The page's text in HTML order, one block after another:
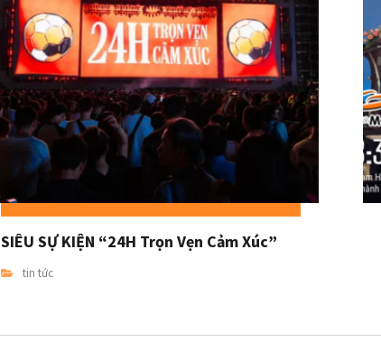
SIÊU SỰ KIỆN “24H Trọn Vẹn Cảm Xúc”
tin tức